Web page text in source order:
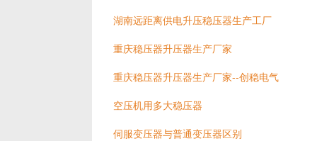
湖南远距离供电升压稳压器生产工厂
重庆稳压器升压器生产厂家
重庆稳压器升压器生产厂家--创稳电气
空压机用多大稳压器
伺服变压器与普通变压器区别